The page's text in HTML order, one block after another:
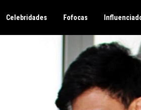
Celebridades Fofocas